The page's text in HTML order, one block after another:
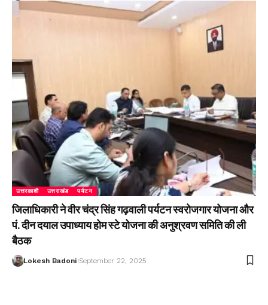
उत्तरकाशी उत्तराखंड पर्यटन
जिलाधिकारी ने वीर चंद्र सिंह गढ़वाली पर्यटन स्वरोजगार योजना और
पं. दीन दयाल उपाध्याय होम स्टे योजना की अनुश्रवण समिति की ली
बैठक
Lokesh Badoni September 22, 2025